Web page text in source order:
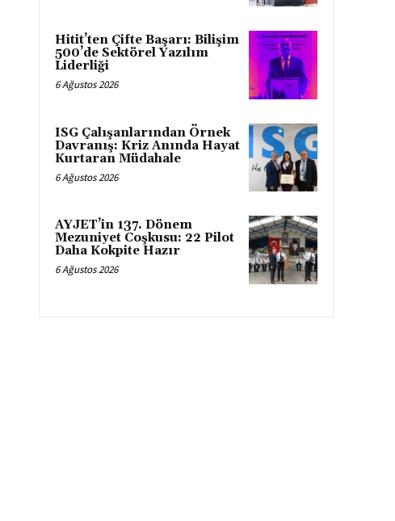
Hitit’ten Çifte Başarı: Bilişim
500’de Sektörel Yazılım
Liderliği
6 Ağustos 2026
ISG Çalışanlarından Örnek
Davranış: Kriz Anında Hayat
Kurtaran Müdahale
6 Ağustos 2026
AYJET’in 137. Dönem
Mezuniyet Coşkusu: 22 Pilot
Daha Kokpite Hazır
6 Ağustos 2026